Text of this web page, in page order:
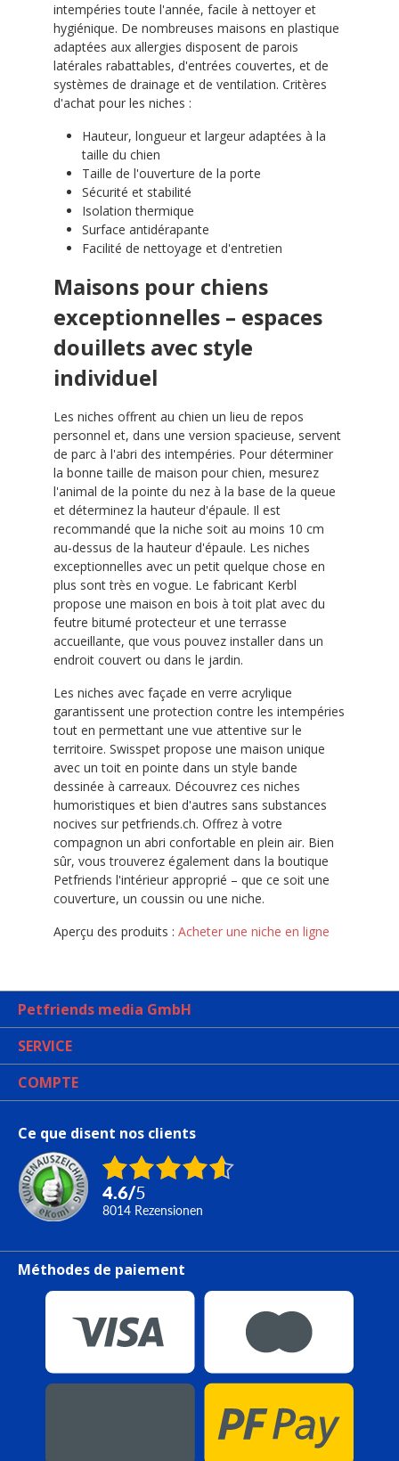
intempéries toute l'année, facile à nettoyer et
hygiénique. De nombreuses maisons en plastique
adaptées aux allergies disposent de parois
latérales rabattables, d'entrées couvertes, et de
systèmes de drainage et de ventilation. Critères
d'achat pour les niches :
Hauteur, longueur et largeur adaptées à la
taille du chien
Taille de l'ouverture de la porte
Sécurité et stabilité
Isolation thermique
Surface antidérapante
Facilité de nettoyage et d'entretien
Maisons pour chiens
exceptionnelles – espaces
douillets avec style
individuel
Les niches offrent au chien un lieu de repos
personnel et, dans une version spacieuse, servent
de parc à l'abri des intempéries. Pour déterminer
la bonne taille de maison pour chien, mesurez
l'animal de la pointe du nez à la base de la queue
et déterminez la hauteur d'épaule. Il est
recommandé que la niche soit au moins 10 cm
au-dessus de la hauteur d'épaule. Les niches
exceptionnelles avec un petit quelque chose en
plus sont très en vogue. Le fabricant Kerbl
propose une maison en bois à toit plat avec du
feutre bitumé protecteur et une terrasse
accueillante, que vous pouvez installer dans un
endroit couvert ou dans le jardin.
Les niches avec façade en verre acrylique
garantissent une protection contre les intempéries
tout en permettant une vue attentive sur le
territoire. Swisspet propose une maison unique
avec un toit en pointe dans un style bande
dessinée à carreaux. Découvrez ces niches
humoristiques et bien d'autres sans substances
nocives sur petfriends.ch. Offrez à votre
compagnon un abri confortable en plein air. Bien
sûr, vous trouverez également dans la boutique
Petfriends l'intérieur approprié – que ce soit une
couverture, un coussin ou une niche.
Aperçu des produits : Acheter une niche en ligne
Petfriends media GmbH
SERVICE
COMPTE
Ce que disent nos clients
4.6/5
8014 Rezensionen
Méthodes de paiement